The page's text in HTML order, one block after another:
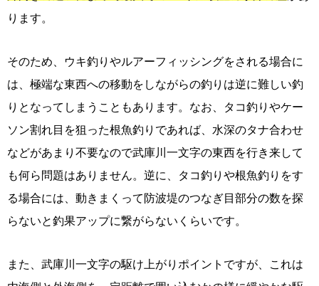
ります。
そのため、ウキ釣りやルアーフィッシングをされる場合に
は、極端な東西への移動をしながらの釣りは逆に難しい釣
りとなってしまうこともあります。なお、タコ釣りやケー
ソン割れ目を狙った根魚釣りであれば、水深のタナ合わせ
などがあまり不要なので武庫川一文字の東西を行き来して
も何ら問題はありません。逆に、タコ釣りや根魚釣りをす
る場合には、動きまくって防波堤のつなぎ目部分の数を探
らないと釣果アップに繋がらないくらいです。
また、武庫川一文字の駆け上がりポイントですが、これは